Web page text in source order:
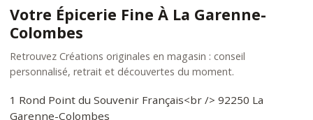
Votre Épicerie Fine À La Garenne-
Colombes
Retrouvez Créations originales en magasin : conseil
personnalisé, retrait et découvertes du moment.
1 Rond Point du Souvenir Français<br /> 92250 La
Garenne-Colombes